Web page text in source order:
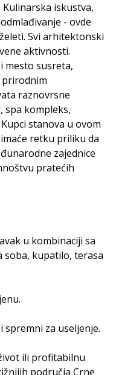
iskustva,
- ovde
Svi arhitektonski
aktivnosti.
mesto susreta,
prirodnim
raznovrsne
spa kompleks,
stanova u ovom
retku priliku da
zajednice
pratećih
u kombinaciji sa
soba, kupatilo, terasa
za useljenje.
ili profitabilnu
područja Crne